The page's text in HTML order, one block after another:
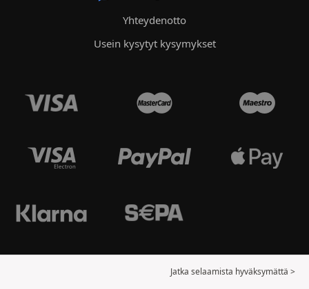
Yhteydenotto
Usein kysytyt kysymykset
Jatka selaamista hyväksymättä >